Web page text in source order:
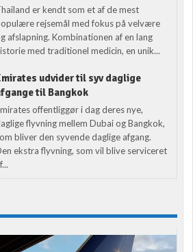
er kendt som et af de mest
rejsemål med fokus på velvære
afslapning. Kombinationen af en lang
med traditionel medicin, en unik...
udvider til syv daglige
til Bangkok
offentliggør i dag deres nye,
flyvning mellem Dubai og Bangkok,
bliver den syvende daglige afgang.
ekstra flyvning, som vil blive serviceret